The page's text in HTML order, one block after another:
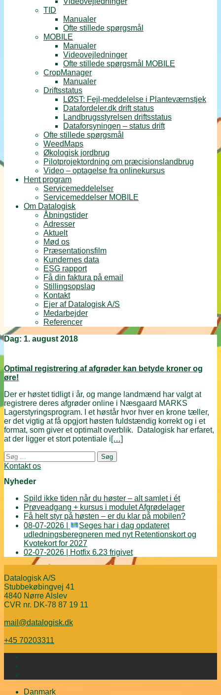
TID
Manualer
Ofte stillede spørgsmål
MOBILE
Manualer
Videovejledninger
Ofte stillede spørgsmål MOBILE
CropManager
Manualer
Driftsstatus
LØST: Fejl-meddelelse i Planteværnstjek
Datafordeler.dk drift status
Landbrugsstyrelsen driftsstatus
Dataforsyningen – status drift
Ofte stillede spørgsmål
WeedMaps
Økologisk jordbrug
Pilotprojektordning om præcisionslandbrug
Video – optagelse fra onlinekursus
Hent program
Servicemeddelelser
Servicemeddelser MOBILE
Om Datalogisk
Åbningstider
Adresser
Aktuelt
Mød os
Præsentationsfilm
Kundernes data
ESG rapport
Få din faktura på email
Stillingsopslag
Kontakt
Ejer af Datalogisk A/S
Medarbejder
Referencer
Dag: 1. august 2018
Optimal registrering af afgrøder kan betyde kroner og
øre!
Der er høstet tidligt i år, og mange landmænd har valgt at
registrere deres afgrøder online i Næsgaard MARKS
Lagerstyringsprogram. I et høstår hvor hver en krone tæller,
er det vigtig at få opgjort høsten fuldstændig korrekt og i et
format, som giver et optimalt overblik. Datalogisk har erfaret,
at der ligger et stort potentiale i[…]
Posts
navigation
Søg
efter:
Kontakt os
Nyheder
Spild ikke tiden når du høster – alt samlet i ét
Prøveadgang + kursus i modulet Afgrødelager
Få helt styr på høsten – er du klar på mobilen?
08-07-2026 |
Seges har i dag opdateret
udledningsberegneren med nyt Retentionskort og
Kvotekort for 2027
02-07-2026 | Hotfix 6.23 frigivet
Datalogisk A/S
Stubbekøbingvej 41
4840 Nørre Alslev
CVR nr. DK-78 87 19 11
mail@datalogisk.dk
+45 70203311
Danmark